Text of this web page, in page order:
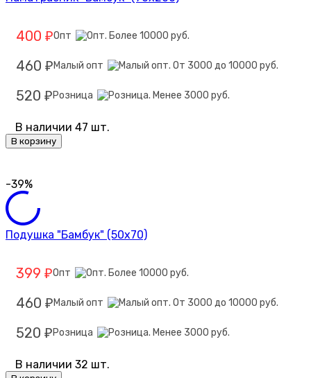
400 ₽Опт
460 ₽ Малый опт
520 ₽ Розница
В наличии 47 шт.
В корзину
-39%
Подушка "Бамбук" (50х70)
399 ₽Опт
460 ₽ Малый опт
520 ₽ Розница
В наличии 32 шт.